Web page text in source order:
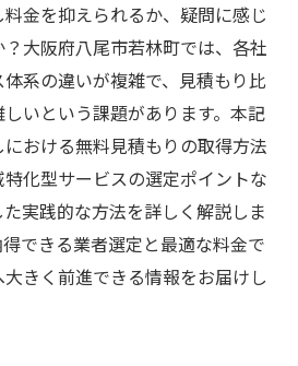
金を抑えられるか、疑問に感じ
大阪府八尾市若林町では、各社
系の違いが複雑で、見積もり比
いという課題があります。本記
おける無料見積もりの取得方法
化型サービスの選定ポイントな
実践的な方法を詳しく解説しま
できる業者選定と最適な料金で
きく前進できる情報をお届けし